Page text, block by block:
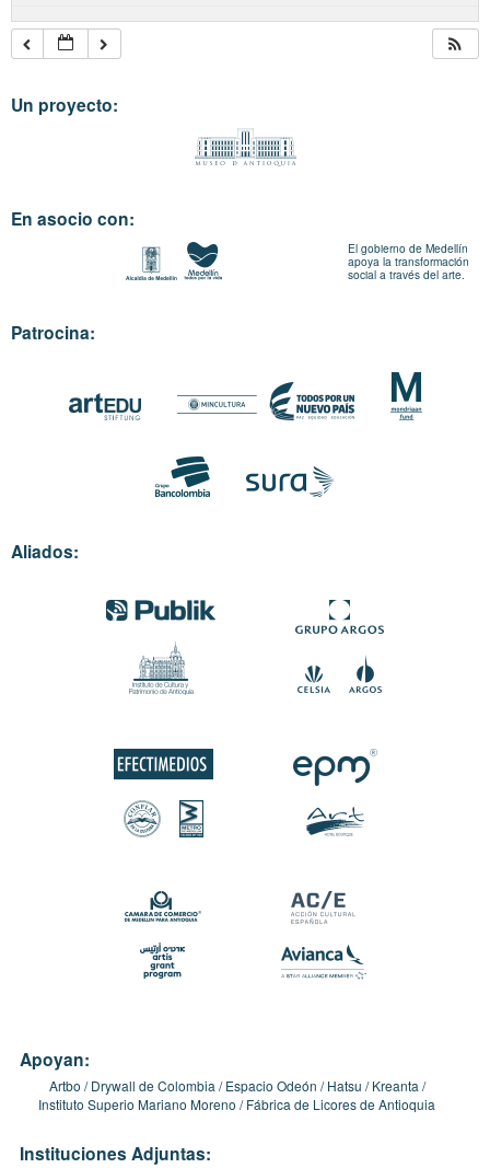
Un proyecto:
En asocio con:
El gobierno de Medellín
apoya la transformación
social a través del arte.
Patrocina:
Aliados:
Apoyan:
Artbo Drywall de Colombia Espacio Odeón Hatsu
Kreanta
Instituto Superio Mariano Moreno
Fábrica de Licores de Antioquia
Instituciones Adjuntas: